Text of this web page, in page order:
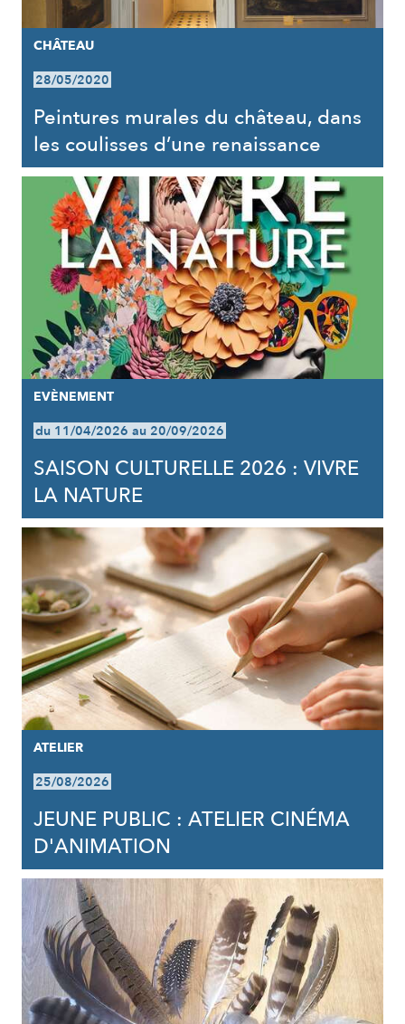
CHÂTEAU
28/05/2020
Peintures murales du château, dans
les coulisses d’une renaissance
EVÈNEMENT
du 11/04/2026 au 20/09/2026
SAISON CULTURELLE 2026 : VIVRE
LA NATURE
ATELIER
25/08/2026
JEUNE PUBLIC : ATELIER CINÉMA
D'ANIMATION